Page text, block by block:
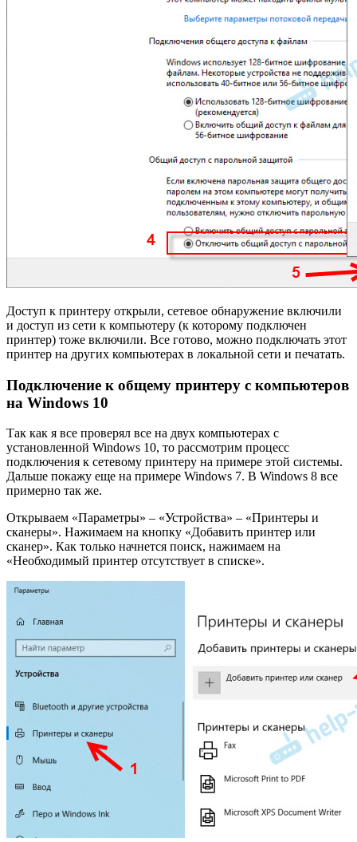
Доступ к принтеру открыли, сетевое обнаружение включили
и доступ из сети к компьютеру (к которому подключен
принтер) тоже включили. Все готово, можно подключать этот
принтер на других компьютерах в локальной сети и печатать.
Подключение к общему принтеру с компьютеров
на Windows 10
Так как я все проверял все на двух компьютерах с
установленной Windows 10, то рассмотрим процесс
подключения к сетевому принтеру на примере этой системы.
Дальше покажу еще на примере Windows 7. В Windows 8 все
примерно так же.
Открываем «Параметры» – «Устройства» – «Принтеры и
сканеры». Нажимаем на кнопку «Добавить принтер или
сканер». Как только начнется поиск, нажимаем на
«Необходимый принтер отсутствует в списке».